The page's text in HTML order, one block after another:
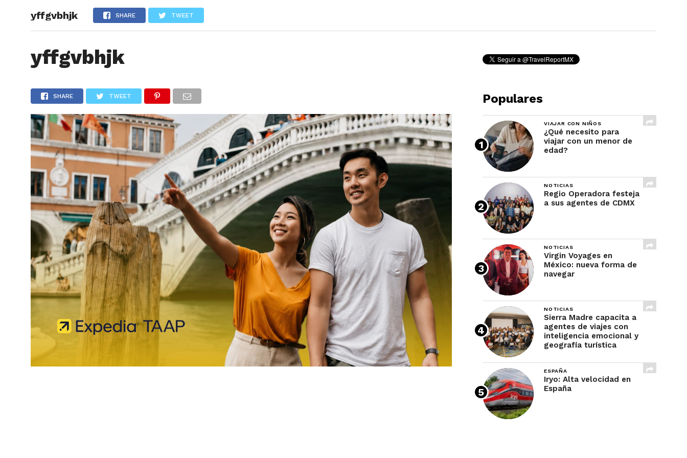
yffgvbhjk SHARE TWEET
yffgvbhjk
SHARE TWEET Populares
VIAJAR CON NIÑOS
¿Qué necesito para
viajar con un menor de
edad?
NOTICIAS
Regio Operadora festeja
a sus agentes de CDMX
NOTICIAS
Virgin Voyages en
México: nueva forma de
navegar
NOTICIAS
Sierra Madre capacita a
agentes de viajes con
inteligencia emocional y
geografía turística
ESPAÑA
Iryo: Alta velocidad en
España